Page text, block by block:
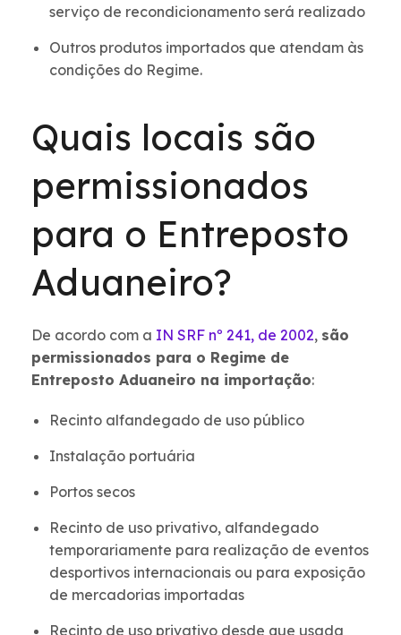
serviço de recondicionamento será realizado
Outros produtos importados que atendam às
condições do Regime.
Quais locais são
permissionados
para o Entreposto
Aduaneiro?
De acordo com a IN SRF nº 241, de 2002, são
permissionados para o Regime de
Entreposto Aduaneiro na importação:
Recinto alfandegado de uso público
Instalação portuária
Portos secos
Recinto de uso privativo, alfandegado
temporariamente para realização de eventos
desportivos internacionais ou para exposição
de mercadorias importadas
Recinto de uso privativo desde que usada